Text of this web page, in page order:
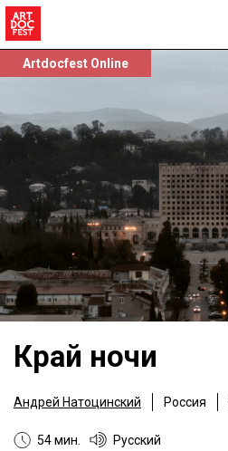
Artdocfest Online
Край ночи
Андрей Натоцинский Россия
54 мин. Русский